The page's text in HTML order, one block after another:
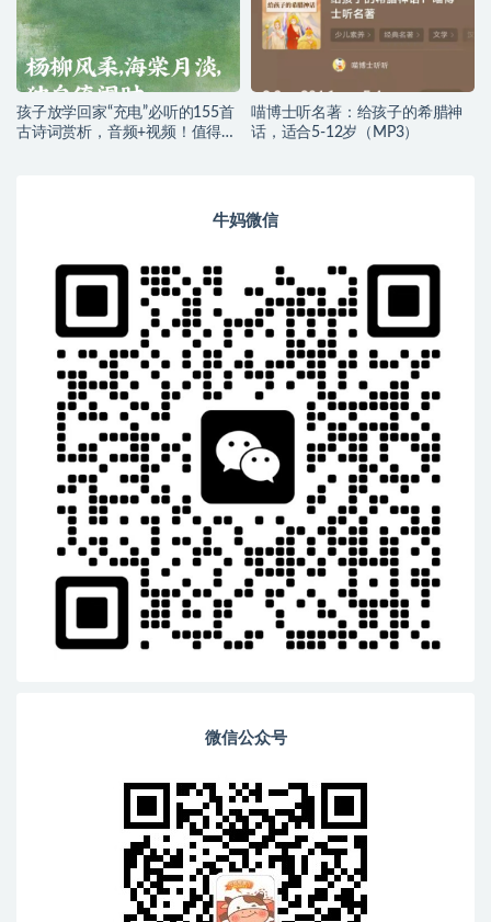
孩子放学回家“充电”必听的155首
古诗词赏析，音频+视频！值得收
喵博士听名著：给孩子的希腊神
话，适合5-12岁（MP3）
牛妈微信
微信公众号